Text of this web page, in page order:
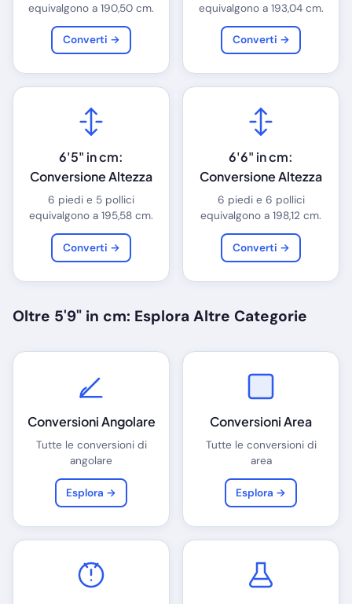
equivalgono a 190,50 cm.
Converti →
equivalgono a 193,04 cm.
Converti →
6'5" in cm:
Conversione Altezza
6 piedi e 5 pollici
equivalgono a 195,58 cm.
Converti →
6'6" in cm:
Conversione Altezza
6 piedi e 6 pollici
equivalgono a 198,12 cm.
Converti →
Oltre 5'9" in cm: Esplora Altre Categorie
Conversioni Angolare
Tutte le conversioni di
angolare
Esplora →
Conversioni Area
Tutte le conversioni di
area
Esplora →